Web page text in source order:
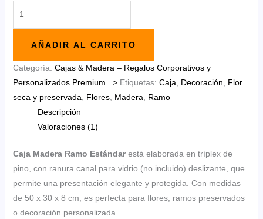
Estándar
cantidad
AÑADIR AL CARRITO
Categoría: Cajas & Madera – Regalos Corporativos y
Personalizados Premium > Etiquetas: Caja Decoración
Flor
seca y preservada
Flores, Madera
Ramo
Descripción
Valoraciones (1)
Caja Madera Ramo Estándarestá elaborada en tríplex de
pino, con ranura canal para vidrio (no incluido) deslizante, que
permite una presentación elegante y protegida. Con medidas
de 50 x 30 x 8 cm, es perfecta para flores, ramos preservados
o decoración personalizada.